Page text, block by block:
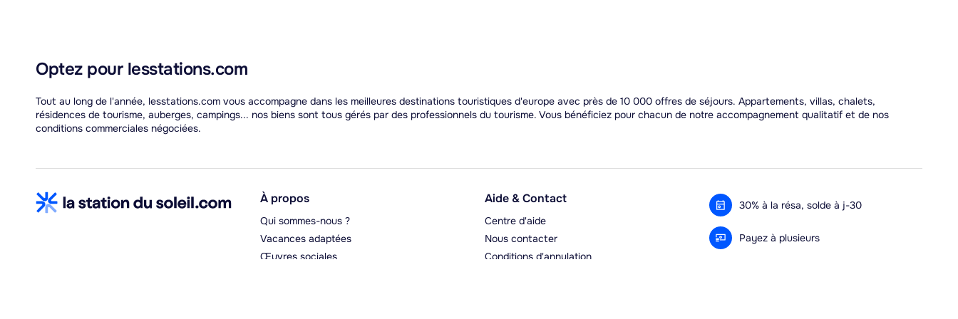
Optez pour lesstations.com
Tout au long de l'année, lesstations.com vous accompagne dans les meilleures destinations touristiques d'europe avec près de 10 000 offres de séjours. Appartements, villas, chalets,
résidences de tourisme, auberges, campings... nos biens sont tous gérés par des professionnels du tourisme. Vous bénéficiez pour chacun de notre accompagnement qualitatif et de nos
conditions commerciales négociées.
À propos
Qui sommes-nous ?
Vacances adaptées
Œuvres sociales
Aide & Contact
Centre d'aide
Nous contacter
Conditions d'annulation
30% à la résa, solde à j-30
Payez à plusieurs